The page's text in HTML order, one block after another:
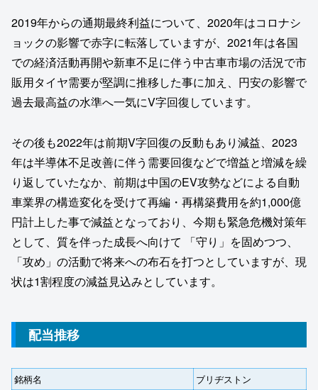
2019年からの通期最終利益について、2020年はコロナシ
ョックの影響で赤字に転落していますが、2021年は各国
での経済活動再開や新車不足に伴う中古車市場の活況で市
販用タイヤ需要が堅調に推移した事に加え、円安の影響で
過去最高益の水準へ一気にV字回復しています。
その後も2022年は前期V字回復の反動もあり減益、2023
年は半導体不足改善に伴う需要回復などで増益と増減を繰
り返していたなか、前期は中国のEV攻勢などによる自動
車業界の構造変化を受けて再編・再構築費用を約1,000億
円計上した事で減益となっており、今期も緊急危機対策年
として、質を伴った成長へ向けて 「守り」を固めつつ、
「攻め」の活動で将来への布石を打つとしていますが、現
状は1割程度の減益見込みとしています。
配当推移
銘柄名
ブリヂストン